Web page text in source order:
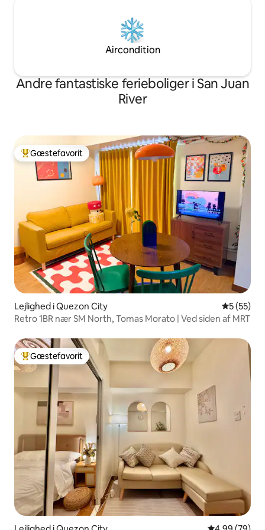
Aircondition
Andre fantastiske ferieboliger i San Juan
River
Bedste gæstefavorit
Gæstefavorit
Lejlighed i Quezon City 5 ud af 5 i
5 (55)
Retro 1BR nær SM North, Tomas Morato | Ved siden af MRT
Bedste gæstefavorit
Gæstefavorit